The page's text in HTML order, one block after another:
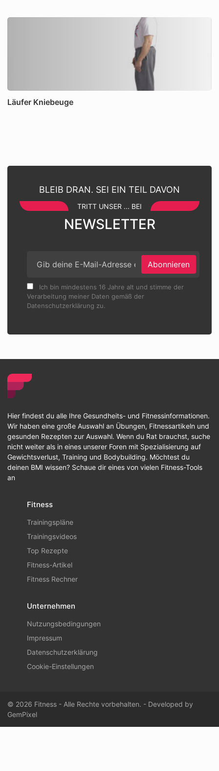
Läufer Kniebeuge
BLEIB DRAN. SEI EIN TEIL DAVON
TRITT UNSER ... BEI
NEWSLETTER
Abonnieren
Ich bin mindestens 16 Jahre alt und stimme der
Verarbeitung meiner Daten gemäß der
Datenschutzerklärung zu.
Hier findest du alle Ihre Gesundheits- und Fitnessinformationen.
Wir haben eine große Auswahl an Übungen, Fitnessartikeln und
gesunden Rezepten zur Auswahl. Wenn du Rat brauchst, suche
nicht weiter als in eines unserer Foren mit Spezialisierung auf
Gewichtsverlust, Training und Bodybuilding. Möchtest du
deinen BMI wissen? Schaue dir eines von vielen Fitness-Tools
an
Fitness
Trainingspläne
Trainingsvideos
Top Rezepte
Fitness-Artikel
Fitness Rechner
Unternehmen
Nutzungsbedingungen
Impressum
Datenschutzerklärung
Cookie-Einstellungen
© 2026 Fitness - Alle Rechte vorbehalten. - Developed by
GemPixel